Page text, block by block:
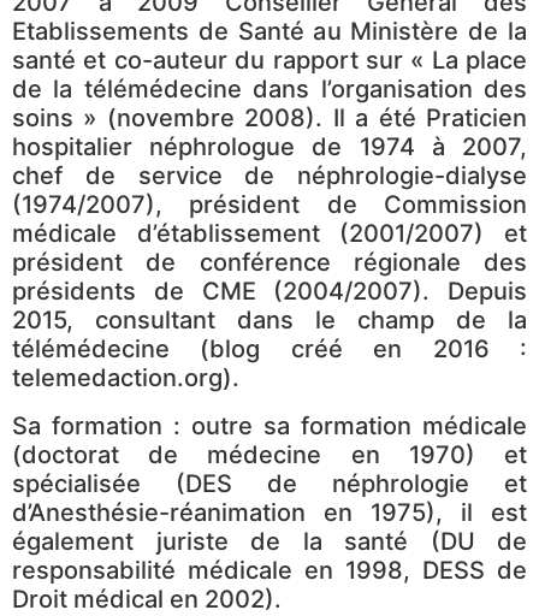
Etablissements de Santé au Ministère de la
santé et co-auteur du rapport sur « La place
de la télémédecine dans l’organisation des
soins » (novembre 2008). Il a été Praticien
hospitalier néphrologue de 1974 à 2007,
chef de service de néphrologie-dialyse
(1974/2007), président de Commission
médicale d’établissement (2001/2007) et
président de conférence régionale des
présidents de CME (2004/2007). Depuis
2015, consultant dans le champ de la
télémédecine (blog créé en 2016 :
telemedaction.org).
Sa formation : outre sa formation médicale
(doctorat de médecine en 1970) et
spécialisée (DES de néphrologie et
d’Anesthésie-réanimation en 1975), il est
également juriste de la santé (DU de
responsabilité médicale en 1998, DESS de
Droit médical en 2002).